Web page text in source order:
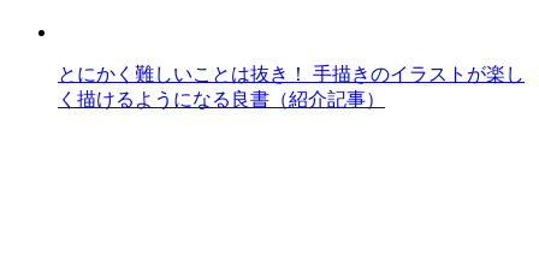
とにかく難しいことは抜き！ 手描きのイラストが楽し
く描けるようになる良書（紹介記事）